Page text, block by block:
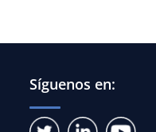
Síguenos en: